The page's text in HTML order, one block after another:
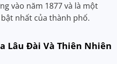
vào năm 1877 và là một
nhất của thành phố.
Lâu Đài Và Thiên Nhiên